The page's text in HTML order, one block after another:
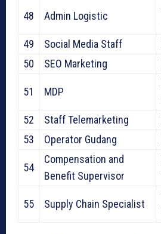
48 Admin Logistic
49
Social Media Staff
50
SEO Marketing
51 MDP
52
Staff Telemarketing
53
Operator Gudang
54
Compensation and
Benefit Supervisor
55 Supply Chain Specialist